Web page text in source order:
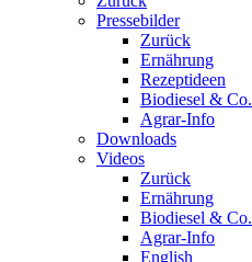
Pressebilder
Zurück
Ernährung
Rezeptideen
Biodiesel & Co.
Agrar-Info
Downloads
Videos
Zurück
Ernährung
Biodiesel & Co.
Agrar-Info
English